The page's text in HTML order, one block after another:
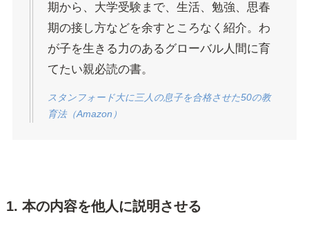
期から、大学受験まで、生活、勉強、思春
期の接し方などを余すところなく紹介。わ
が子を生きる力のあるグローバル人間に育
てたい親必読の書。
スタンフォード大に三人の息子を合格させた50の教
育法（Amazon）
1. 本の内容を他人に説明させる